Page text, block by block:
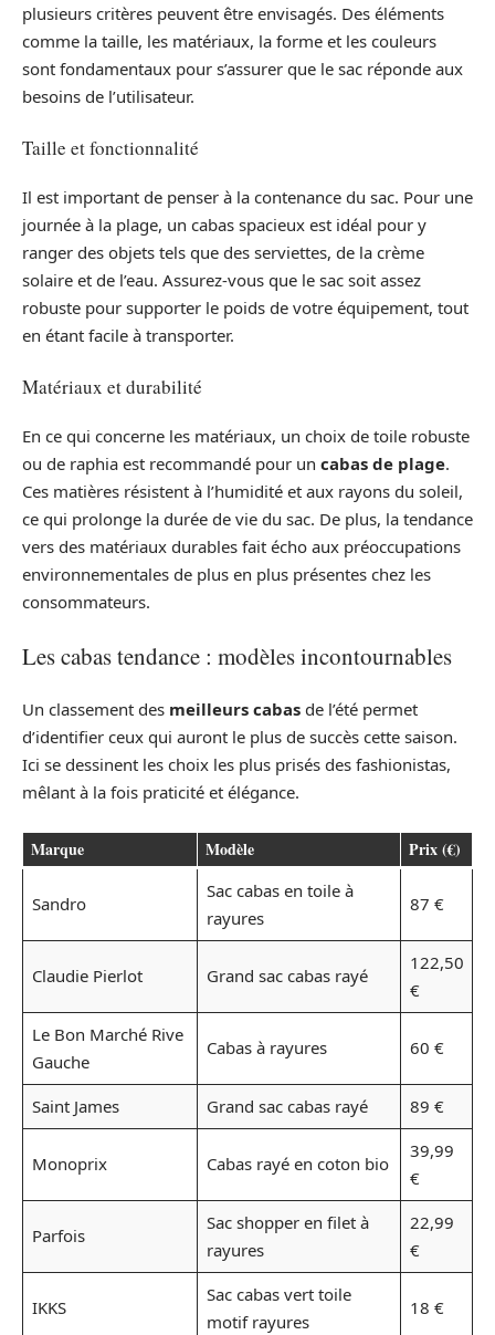
plusieurs critères peuvent être envisagés. Des éléments
comme la taille, les matériaux, la forme et les couleurs
sont fondamentaux pour s’assurer que le sac réponde aux
besoins de l’utilisateur.
Taille et fonctionnalité
Il est important de penser à la contenance du sac. Pour une
journée à la plage, un cabas spacieux est idéal pour y
ranger des objets tels que des serviettes, de la crème
solaire et de l’eau. Assurez-vous que le sac soit assez
robuste pour supporter le poids de votre équipement, tout
en étant facile à transporter.
Matériaux et durabilité
En ce qui concerne les matériaux, un choix de toile robuste
ou de raphia est recommandé pour un cabas de plage.
Ces matières résistent à l’humidité et aux rayons du soleil,
ce qui prolonge la durée de vie du sac. De plus, la tendance
vers des matériaux durables fait écho aux préoccupations
environnementales de plus en plus présentes chez les
consommateurs.
Les cabas tendance : modèles incontournables
Un classement des meilleurs cabas de l’été permet
d’identifier ceux qui auront le plus de succès cette saison.
Ici se dessinent les choix les plus prisés des fashionistas,
mêlant à la fois praticité et élégance.
Marque Modèle Prix (€)
Sandro
Sac cabas en toile à
rayures
87 €
Claudie Pierlot Grand sac cabas rayé
122,50
€
Le Bon Marché Rive
Gauche
Cabas à rayures 60 €
Saint James Grand sac cabas rayé 89 €
Monoprix Cabas rayé en coton bio
39,99
€
Parfois
Sac shopper en filet à
rayures
22,99
€
IKKS
Sac cabas vert toile
motif rayures
18 €